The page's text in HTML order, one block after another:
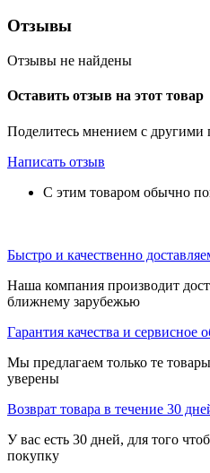
Отзывы
Отзывы не найдены
Оставить отзыв на этот товар
Поделитесь мнением с другими
Написать отзыв
С этим товаром обычно
Быстро и качественно
Наша компания производит
ближнему зарубежью
Гарантия качества и сервисное
Мы предлагаем только те
уверены
Возврат товара в течение 30
У вас есть 30 дней, для того
покупку